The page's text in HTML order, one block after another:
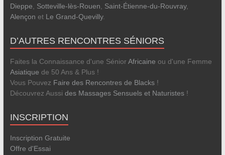
Dieppe
Sotteville-lès-Rouen Saint-Étienne-du-Rouvray,
Alençon et Le Grand-Quevilly.
D’AUTRES RENCONTRES SÉNIORS
Faites la Connaissance d'une SéniorAfricaine ou d'une Femme
Asiatique de 50 Ans & Plus !
Vous Pouvez Faire des Rencontres de Blacks!
Découvrez Aussi des Massages Sensuels et Naturistes!
INSCRIPTION
Inscription Gratuite
Offre d'Essai